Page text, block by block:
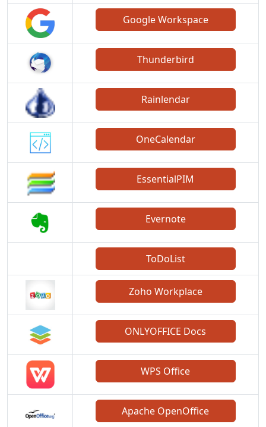
Google Workspace
Thunderbird
Rainlendar
OneCalendar
EssentialPIM
Evernote
ToDoList
Zoho Workplace
ONLYOFFICE Docs
WPS Office
Apache OpenOffice